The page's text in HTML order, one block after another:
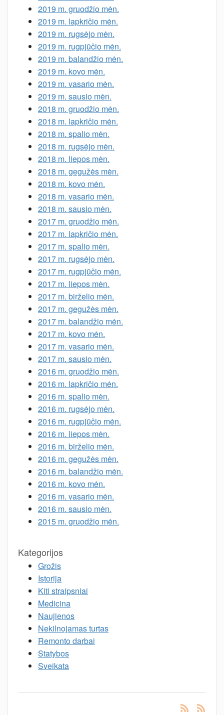
2019 m. gruodžio mėn.
2019 m. lapkričio mėn.
2019 m. rugsėjo mėn.
2019 m. rugpjūčio mėn.
2019 m. balandžio mėn.
2019 m. kovo mėn.
2019 m. vasario mėn.
2019 m. sausio mėn.
2018 m. gruodžio mėn.
2018 m. lapkričio mėn.
2018 m. spalio mėn.
2018 m. rugsėjo mėn.
2018 m. liepos mėn.
2018 m. gegužės mėn.
2018 m. kovo mėn.
2018 m. vasario mėn.
2018 m. sausio mėn.
2017 m. gruodžio mėn.
2017 m. lapkričio mėn.
2017 m. spalio mėn.
2017 m. rugsėjo mėn.
2017 m. rugpjūčio mėn.
2017 m. liepos mėn.
2017 m. birželio mėn.
2017 m. gegužės mėn.
2017 m. balandžio mėn.
2017 m. kovo mėn.
2017 m. vasario mėn.
2017 m. sausio mėn.
2016 m. gruodžio mėn.
2016 m. lapkričio mėn.
2016 m. spalio mėn.
2016 m. rugsėjo mėn.
2016 m. rugpjūčio mėn.
2016 m. liepos mėn.
2016 m. birželio mėn.
2016 m. gegužės mėn.
2016 m. balandžio mėn.
2016 m. kovo mėn.
2016 m. vasario mėn.
2016 m. sausio mėn.
2015 m. gruodžio mėn.
Kategorijos
Grožis
Istorija
Kiti straipsniai
Medicina
Naujienos
Nekilnojamas turtas
Remonto darbai
Statybos
Sveikata